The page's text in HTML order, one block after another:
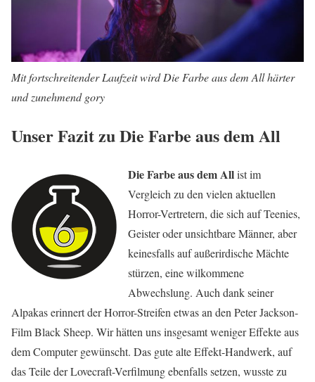
Mit fortschreitender Laufzeit wird Die Farbe aus dem All härter
und zunehmend gory
Unser Fazit zu Die Farbe aus dem All
Die Farbe aus dem Allist im
Vergleich zu den vielen aktuellen
Horror-Vertretern, die sich auf Teenies,
Geister oder unsichtbare Männer, aber
keinesfalls auf außerirdische Mächte
stürzen, eine wilkommene
Abwechslung. Auch dank seiner
Alpakas erinnert der Horror-Streifen etwas an den Peter Jackson-
Film Black Sheep. Wir hätten uns insgesamt weniger Effekte aus
dem Computer gewünscht. Das gute alte Effekt-Handwerk, auf
das Teile der Lovecraft-Verfilmung ebenfalls setzen, wusste zu